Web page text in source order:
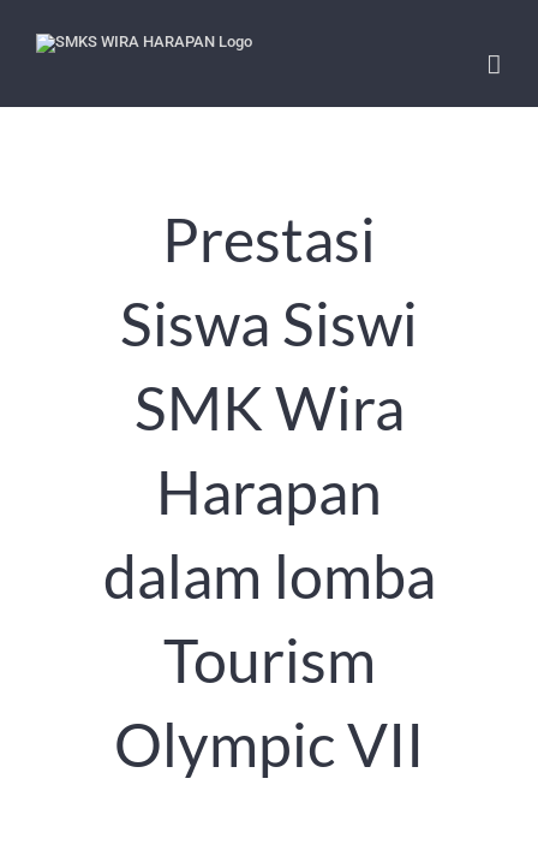
Prestasi
Siswa Siswi
SMK Wira
Harapan
dalam lomba
Tourism
Olympic VII